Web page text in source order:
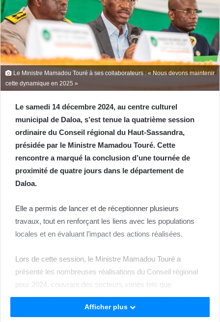
Le Ministre Mamadou Touré à ses collaborateurs : « Nous devons maintenir
cette dynamique en 2025 »
Le samedi 14 décembre 2024, au centre culturel
municipal de Daloa, s’est tenue la quatrième session
ordinaire du Conseil régional du Haut-Sassandra,
présidée par le Ministre Mamadou Touré. Cette
rencontre a marqué la conclusion d’une tournée de
proximité de quatre jours dans le département de
Daloa.
Elle a permis de lancer et de réceptionner plusieurs
travaux, tout en renforçant les liens avec les populations
locales et en évaluant l’impact des actions réalisées.
Lors de cette session, le Ministre Mamadou Touré a
présenté les nombreuses réalisations du Conseil régional
pour 2024, couvrant des secteurs variés tels que
l’éducation, la santé, les infrastructures et l’accès à l’eau
Afficher plus